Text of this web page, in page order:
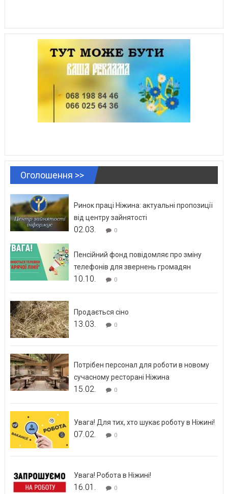
Оголошення >>
Ринок праці Ніжина: актуальні пропозиції
від центру зайнятості
02.03. 0
Пенсійний фонд повідомляє про зміну
телефонів для звернень громадян
10.10. 0
Продається сіно
13.03. 0
Потрібен персонал для роботи в новому
сучасному ресторані Ніжина
15.02. 0
Увага! Для тих, хто шукає роботу в Ніжині!
07.02. 0
Увага! Робота в Ніжині!
16.01. 0